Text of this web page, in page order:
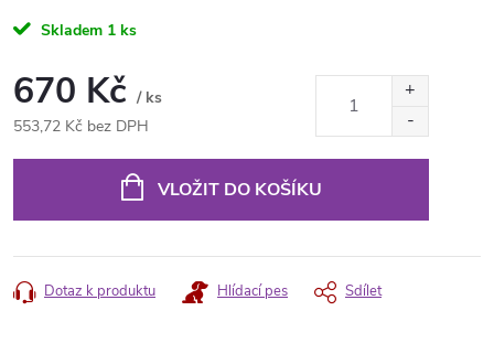
Skladem 1 ks
670 Kč / ks
553,72 Kč bez DPH
VLOŽIT DO KOŠÍKU
Dotaz k produktu Hlídací pes Sdílet